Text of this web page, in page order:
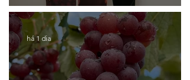
Coluna de Caxias
há 1 dia